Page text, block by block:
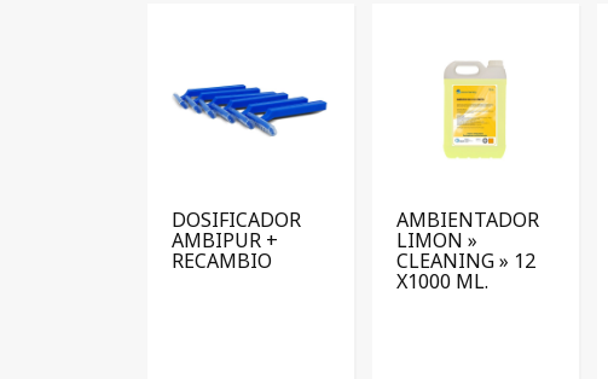
DOSIFICADOR
AMBIPUR +
RECAMBIO
AMBIENTADOR
LIMON »
CLEANING » 12
X1000 ML.